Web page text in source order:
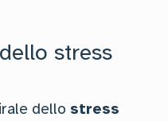
stress
dello stress